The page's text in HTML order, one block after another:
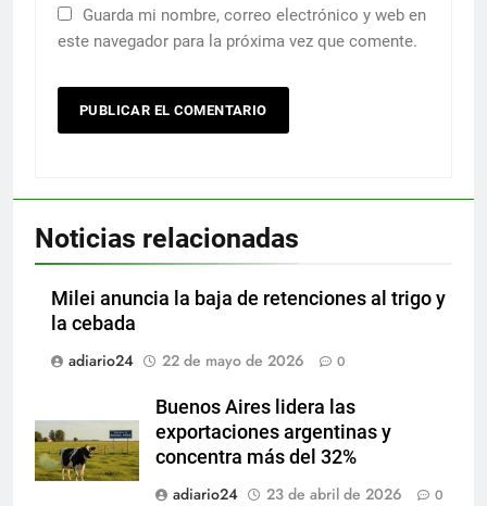
Guarda mi nombre, correo electrónico y web en
este navegador para la próxima vez que comente.
Noticias relacionadas
Milei anuncia la baja de retenciones al trigo y
la cebada
adiario24
22 de mayo de 2026 0
Buenos Aires lidera las
exportaciones argentinas y
concentra más del 32%
adiario24
23 de abril de 2026 0